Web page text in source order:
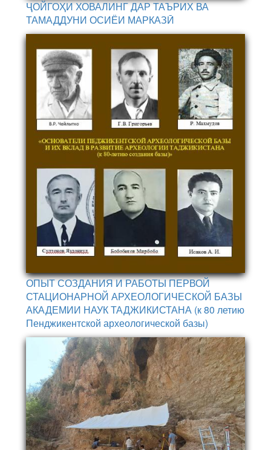
ҶОЙГОҲИ ХОВАЛИНГ ДАР ТАЪРИХ ВА
ТАМАДДУНИ ОСИЁИ МАРКАЗӢ
ОПЫТ СОЗДАНИЯ И РАБОТЫ ПЕРВОЙ
СТАЦИОНАРНОЙ АРХЕОЛОГИЧЕСКОЙ БАЗЫ
АКАДЕМИИ НАУК ТАДЖИКИСТАНА (к 80 летию
Пенджикентской археологической базы)